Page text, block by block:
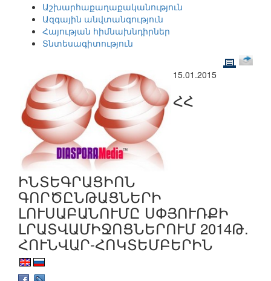
Աշխարհաքաղաքականություն
Ազգային անվտանգություն
Հայության հիմնախնդիրներ
Տնտեսագիտություն
15.01.2015
ՀՀ
ԻՆՏԵԳՐԱՑԻՈՆ
ԳՈՐԾԸՆԹԱՑՆԵՐԻ
ԼՈՒՍԱԲԱՆՈՒՄԸ ՍՓՅՈՒՌՔԻ
ԼՐԱՏՎԱՄԻՋՈՑՆԵՐՈՒՄ 2014Թ.
ՀՈՒՆՎԱՐ-ՀՈԿՏԵՄԲԵՐԻՆ